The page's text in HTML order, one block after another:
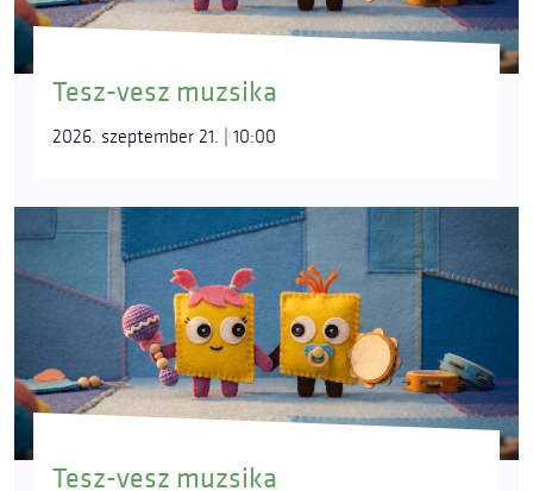
Tesz-vesz muzsika
2026. szeptember 21. | 10:00
Tesz-vesz muzsika